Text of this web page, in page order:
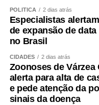
POLÍTICA 2 dias atrás
Especialistas
de expansão de
no Brasil
CIDADES 2 dias atrás
Zoonoses de Várzea
alerta para alta de
e pede atenção da
sinais da doença